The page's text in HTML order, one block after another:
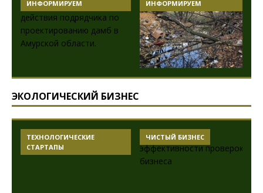
ИНФОРМИРУЕМ ИНФОРМИРУЕМ
ЭКОЛОГИЧЕСКИЙ БИЗНЕС
ТЕХНОЛОГИЧЕСКИЕ
СТАРТАПЫ
ЧИСТЫЙ БИЗНЕС